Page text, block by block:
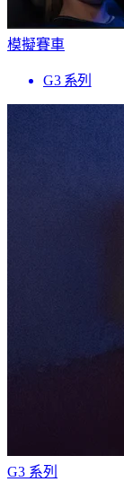
模擬賽車
G3 系列
G3 系列